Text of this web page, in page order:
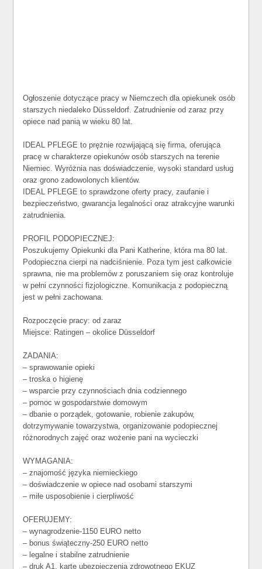
Ogłoszenie dotyczące pracy w Niemczech dla opiekunek osób
starszych niedaleko Düsseldorf. Zatrudnienie od zaraz przy
opiece nad panią w wieku 80 lat.
IDEAL PFLEGE to prężnie rozwijającą się firma, oferująca
pracę w charakterze opiekunów osób starszych na terenie
Niemiec. Wyróżnia nas doświadczenie, wysoki standard usług
oraz grono zadowolonych klientów.
IDEAL PFLEGE to sprawdzone oferty pracy, zaufanie i
bezpieczeństwo, gwarancja legalności oraz atrakcyjne warunki
zatrudnienia.
PROFIL PODOPIECZNEJ:
Poszukujemy Opiekunki dla Pani Katherine, która ma 80 lat.
Podopieczna cierpi na nadciśnienie. Poza tym jest całkowicie
sprawna, nie ma problemów z poruszaniem się oraz kontroluje
w pełni czynności fizjologiczne. Komunikacja z podopieczną
jest w pełni zachowana.
Rozpoczęcie pracy: od zaraz
Miejsce: Ratingen – okolice Düsseldorf
ZADANIA:
– sprawowanie opieki
– troska o higienę
– wsparcie przy czynnościach dnia codziennego
– pomoc w gospodarstwie domowym
– dbanie o porządek, gotowanie, robienie zakupów,
dotrzymywanie towarzystwa, organizowanie podopiecznej
różnorodnych zajęć oraz wożenie pani na wycieczki
WYMAGANIA:
– znajomość języka niemieckiego
– doświadczenie w opiece nad osobami starszymi
– miłe usposobienie i cierpliwość
OFERUJEMY:
– wynagrodzenie-1150 EURO netto
– bonus świąteczny-250 EURO netto
– legalne i stabilne zatrudnienie
– druk A1, kartę ubezpieczenia zdrowotnego EKUZ